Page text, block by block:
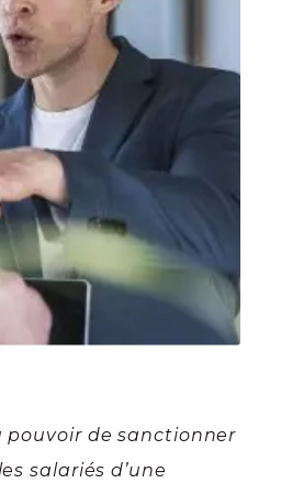
pouvoir de sanctionner
salariés d’une